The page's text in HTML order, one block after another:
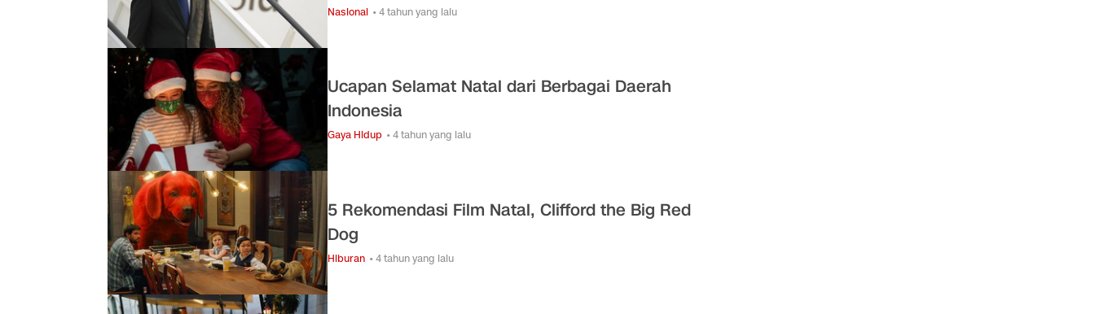
Nasional • 4 tahun yang lalu
Ucapan Selamat Natal dari Berbagai Daerah
Indonesia
Gaya Hidup • 4 tahun yang lalu
5 Rekomendasi Film Natal, Clifford the Big Red
Dog
Hiburan • 4 tahun yang lalu